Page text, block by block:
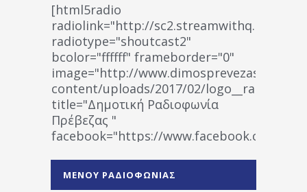
[html5radio
radiolink="http://
radiotype="shoutcast2"
bcolor="ffffff" frameborder="0"
image="http://www.dimosprevezas.gr/wp-
content/uploads/2017/02/
title="Δημοτική Ραδιοφωνία
Πρέβεζας "
facebook="https://www.facebook.com/
1531194763766854/" artist="" ]
ΜΕΝΟΥ ΡΑΔΙΟΦΩΝΙΑΣ